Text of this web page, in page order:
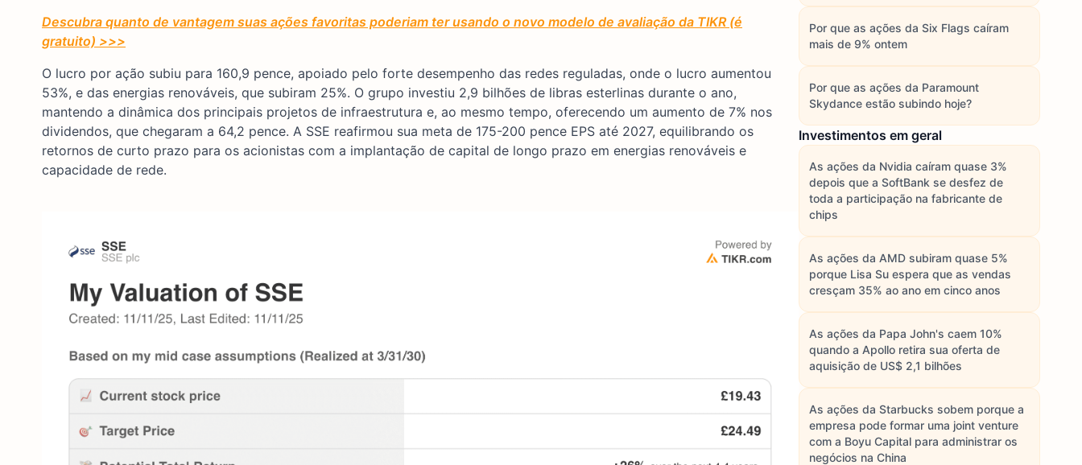
Descubra quanto de vantagem suas ações favoritas poderiam ter usando o novo modelo de avaliação da TIKR (é
gratuito) >>>
O lucro por ação subiu para 160,9 pence, apoiado pelo forte desempenho das redes reguladas, onde o lucro aumentou
53%, e das energias renováveis, que subiram 25%. O grupo investiu 2,9 bilhões de libras esterlinas durante o ano,
mantendo a dinâmica dos principais projetos de infraestrutura e, ao mesmo tempo, oferecendo um aumento de 7% nos
dividendos, que chegaram a 64,2 pence. A SSE reafirmou sua meta de 175-200 pence EPS até 2027, equilibrando os
retornos de curto prazo para os acionistas com a implantação de capital de longo prazo em energias renováveis e
capacidade de rede.
Por que as ações da Six Flags caíram
mais de 9% ontem
Por que as ações da Paramount
Skydance estão subindo hoje?
Investimentos em geral
As ações da Nvidia caíram quase 3%
depois que a SoftBank se desfez de
toda a participação na fabricante de
chips
As ações da AMD subiram quase 5%
porque Lisa Su espera que as vendas
cresçam 35% ao ano em cinco anos
As ações da Papa John's caem 10%
quando a Apollo retira sua oferta de
aquisição de US$ 2,1 bilhões
As ações da Starbucks sobem porque a
empresa pode formar uma joint venture
com a Boyu Capital para administrar os
negócios na China